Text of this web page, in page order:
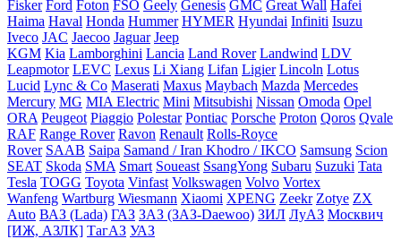
Fisker Ford Foton FSO Geely Genesis GMC Great Wall Hafei
Haima Haval Honda Hummer HYMER Hyundai Infiniti Isuzu
Iveco JAC Jaecoo Jaguar Jeep
KGM Kia Lamborghini Lancia Land Rover Landwind LDV
Leapmotor LEVC Lexus Li Xiang Lifan Ligier Lincoln Lotus
Lucid Lync & Co Maserati Maxus Maybach Mazda Mercedes
Mercury MG MIA Electric Mini Mitsubishi Nissan Omoda Opel
ORA Peugeot Piaggio Polestar Pontiac Porsche Proton Qoros Qvale
RAF Range Rover Ravon Renault Rolls-Royce
Rover SAAB Saipa Samand / Iran Khodro / IKCO Samsung Scion
SEAT Skoda SMA Smart Soueast SsangYong Subaru Suzuki Tata
Tesla TOGG Toyota Vinfast Volkswagen Volvo Vortex
Wanfeng Wartburg Wiesmann Xiaomi XPENG Zeekr Zotye ZX
Auto ВАЗ (Lada) ГАЗ ЗАЗ (ЗАЗ-Daewoo) ЗИЛ ЛуАЗ Москвич
[ИЖ, АЗЛК] ТагАЗ УАЗ